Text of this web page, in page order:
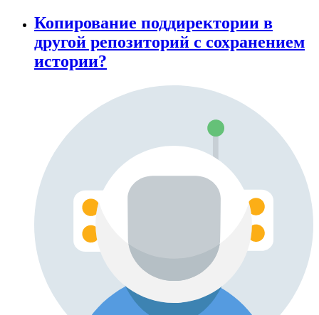
Копирование поддиректории в
другой репозиторий с сохранением
истории?